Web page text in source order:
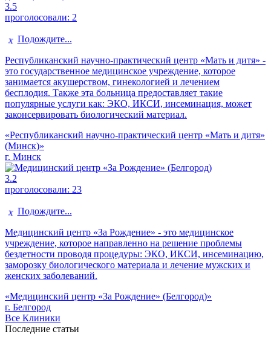
3.5
проголосовали: 2
Подождите...
Республиканский научно-практический центр «Мать и дитя» -
это государственное медицинское учреждение, которое
занимается акушерством, гинекологией и лечением
бесплодия. Также эта больница предоставляет такие
популярные услуги как: ЭКО, ИКСИ, инсеминация, может
законсервировать биологический материал.
«Республиканский научно-практический центр «Мать и дитя»
(Минск)»
г. Минск
3.2
проголосовали: 23
Подождите...
Медицинский центр «За Рождение» - это медицинское
учреждение, которое направленно на решение проблемы
бездетности проводя процедуры: ЭКО, ИКСИ, инсеминацию,
заморозку биологического материала и лечение мужских и
женских заболеваний.
«Медицинский центр «За Рождение» (Белгород)»
г. Белгород
Все Клиники
Последние статьи